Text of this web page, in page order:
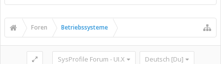
Foren Betriebssysteme
SysProfile Forum - UI.X Deutsch [Du]